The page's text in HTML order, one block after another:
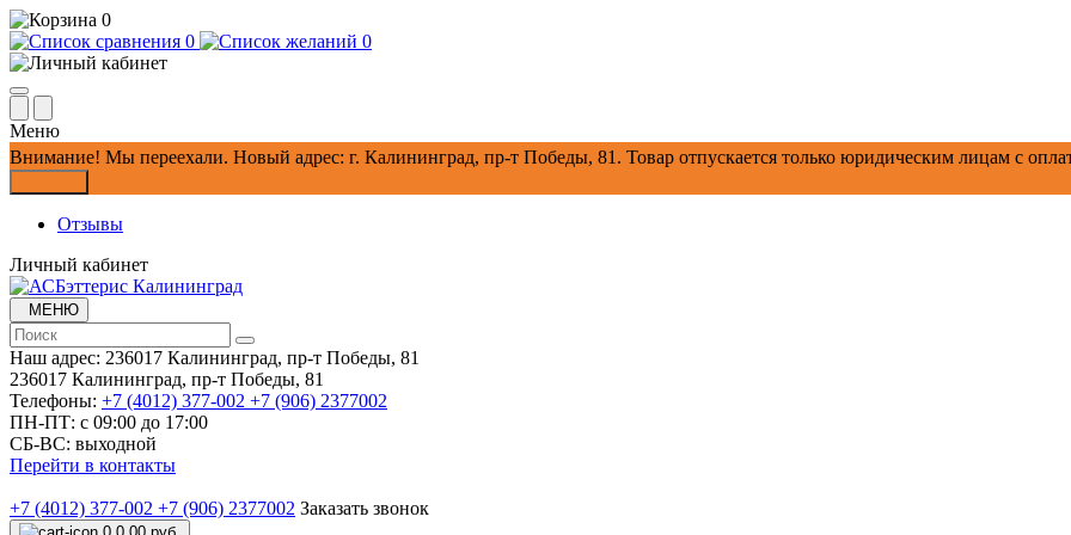
0
0
0
Меню
Внимание! Мы переехали. Новый адрес: г. Калининград, пр-т Победы, 81. Товар отпускается только юридическим лицам с
Отзывы
Личный кабинет
МЕНЮ
Наш адрес: 236017 Калининград,​ пр-т Победы, 81
236017 Калининград,​ пр-т Победы, 81
Телефоны: +7 (4012) 377-002 +7 (906) 2377002
ПН-ПТ: с 09:00 до 17:00
СБ-ВС: выходной
Перейти в контакты
+7 (4012) 377-002 +7 (906) 2377002 Заказать звонок